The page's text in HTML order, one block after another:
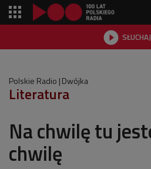
 SŁUCHAJ
Polskie Radio Dwójka
Literatura
Na chwilę tu
chwilę